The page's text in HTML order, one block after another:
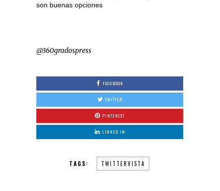
son buenas opciones
@360gradospress
FACEBOOK
TWITTER
PINTEREST
LINKED IN
TAGS: TWITTERVISTA